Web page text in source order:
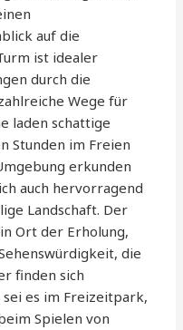
auf die
ist idealer
durch die
Wege für
laden schattige
Stunden im Freien
erkunden
auch hervorragend
Landschaft. Der
Ort der Erholung,
die
finden sich
es im Freizeitpark,
Spielen von